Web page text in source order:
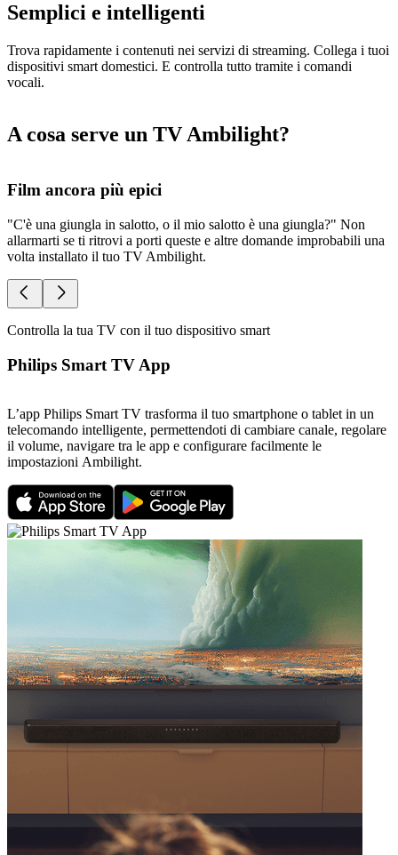
Semplici e intelligenti
Trova rapidamente i contenuti nei servizi di streaming. Collega i tuoi
dispositivi smart domestici. E controlla tutto tramite i comandi
vocali.
A cosa serve un TV Ambilight?
Film ancora più epici
"C'è una giungla in salotto, o il mio salotto è una giungla?" Non
allarmarti se ti ritrovi a porti queste e altre domande improbabili una
volta installato il tuo TV Ambilight.
Controlla la tua TV con il tuo dispositivo smart
Philips Smart TV App
L’app Philips Smart TV trasforma il tuo smartphone o tablet in un
telecomando intelligente, permettendoti di cambiare canale, regolare
il volume, navigare tra le app e configurare facilmente le
impostazioni Ambilight.